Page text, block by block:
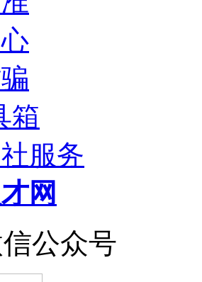
箱
服务
网
公众号